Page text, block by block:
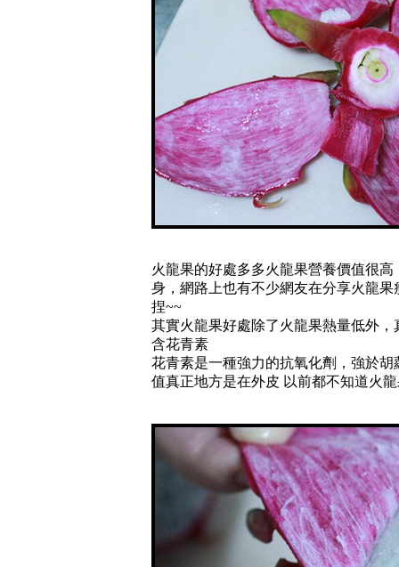
火龍果的好處多多火龍果營養價值很
身，網路上也有不少網友在分享火龍
捏~~
其實火龍果好處除了火龍果熱量低外
含花青素
花青素是一種強力的抗氧化劑，強於
值真正地方是在外皮 以前都不知道火